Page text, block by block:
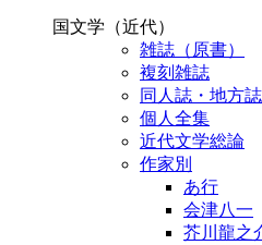
国文学（近代）
雑誌（原書）
複刻雑誌
同人誌・地方
個人全集
近代文学総論
作家別
あ行
会津八一
芥川龍之